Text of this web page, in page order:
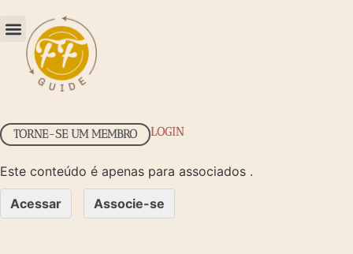
TORNE-SE UM MEMBRO LOGIN
Este conteúdo é apenas para associados .
Acessar Associe-se